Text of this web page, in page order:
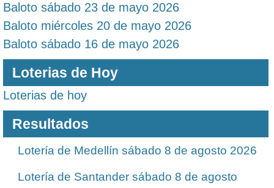
Baloto sábado 23 de mayo 2026
Baloto miércoles 20 de mayo 2026
Baloto sábado 16 de mayo 2026
Loterias de Hoy
Loterias de hoy
Resultados
Lotería de Medellín sábado 8 de agosto 2026
Lotería de Santander sábado 8 de agosto